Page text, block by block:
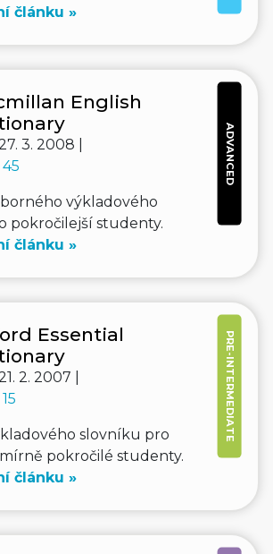
článku »
ADVANCED
English
27. 3. 2008 |
45
výkladového
pokročilejší studenty.
článku »
PRE-INTERMEDIATE
Essential
21. 2. 2007 |
15
slovníku pro
pokročilé studenty.
článku »